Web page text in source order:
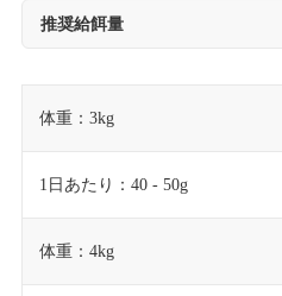
推奨給餌量
体重：3kg
1日あたり：40 - 50g
体重：4kg